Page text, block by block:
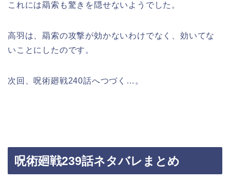
これには羂索も驚きを隠せないようでした。
高羽は、羂索の攻撃が効かないわけでなく、効いてな
いことにしたのです。
次回、呪術廻戦240話へつづく…。
呪術廻戦239話ネタバレまとめ